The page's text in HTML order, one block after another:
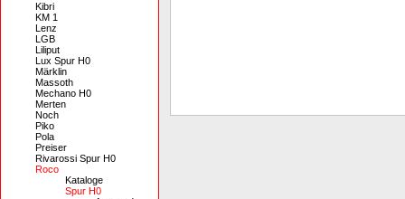
Kibri
KM 1
Lenz
LGB
Liliput
Lux Spur H0
Märklin
Massoth
Mechano H0
Merten
Noch
Piko
Pola
Preiser
Rivarossi Spur H0
Roco
Kataloge
Spur H0